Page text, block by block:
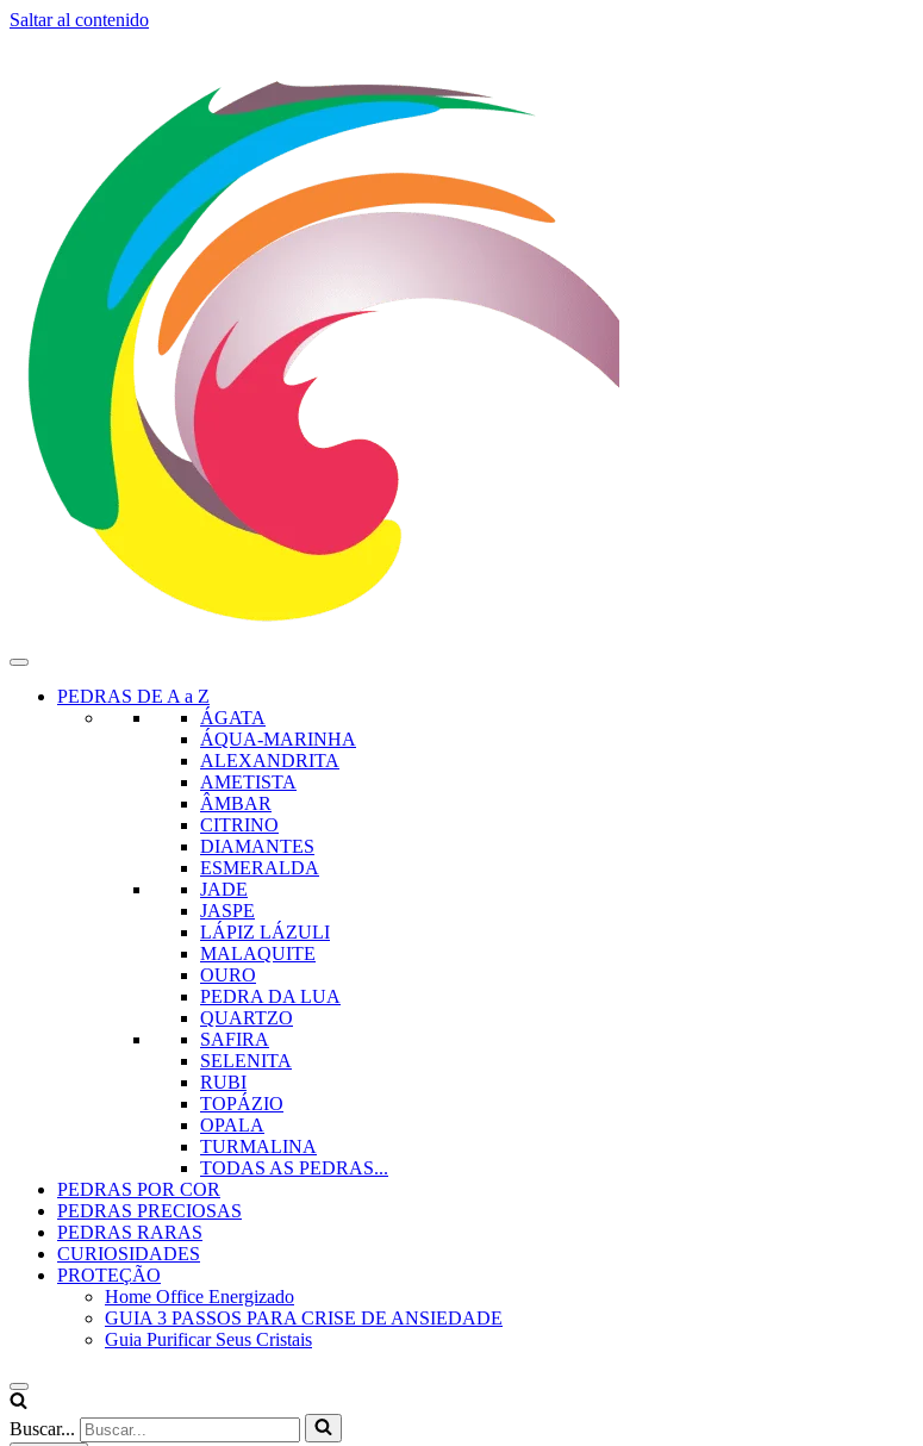
Saltar al contenido
PEDRAS DE A a Z
ÁGATA
ÁQUA-MARINHA
ALEXANDRITA
AMETISTA
ÂMBAR
CITRINO
DIAMANTES
ESMERALDA
JADE
JASPE
LÁPIZ LÁZULI
MALAQUITE
OURO
PEDRA DA LUA
QUARTZO
SAFIRA
SELENITA
RUBI
TOPÁZIO
OPALA
TURMALINA
TODAS AS PEDRAS...
PEDRAS POR COR
PEDRAS PRECIOSAS
PEDRAS RARAS
CURIOSIDADES
PROTEÇÃO
Home Office Energizado
GUIA 3 PASSOS PARA CRISE DE ANSIEDADE
Guia Purificar Seus Cristais
Buscar...